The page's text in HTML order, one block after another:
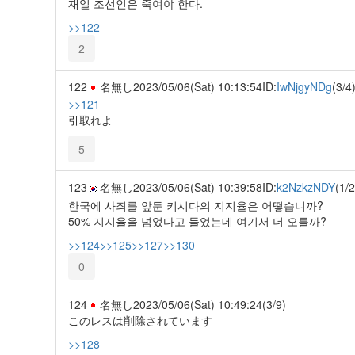
>>122
2
122 名無し2023/05/06(Sat) 10:13:54ID:IwNjgyNDg(3/4)
>>121
引取れよ
5
123 名無し2023/05/06(Sat) 10:39:58ID:k2NzkzNDY(1/
한국에 사죄를 앞둔 키시다의 지지율은 어떻습니까?
50% 지지율을 넘었다고 들었는데 여기서 더 오를까?
>>124>>125>>127>>130
0
124 名無し2023/05/06(Sat) 10:49:24(3/9)
このレスは削除されています
>>128